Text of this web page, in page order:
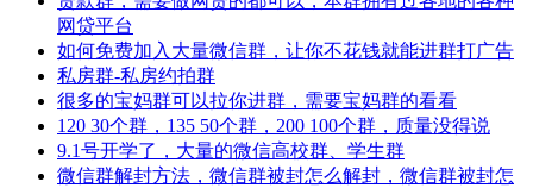
网贷平台
如何免费加入大量微信群，让你不花钱就能进群打广告
私房群-私房约拍群
很多的宝妈群可以拉你进群，需要宝妈群的看看
120 30个群，135 50个群，200 100个群，质量没得说
9.1号开学了，大量的微信高校群、学生群
微信群解封方法，微信群被封怎么解封，微信群被封怎